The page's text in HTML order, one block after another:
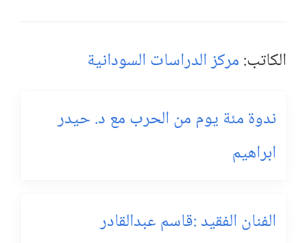
الكاتب: مركز الدراسات السودانية
ندوة مئة يوم من الحرب مع د. حيدر
ابراهيم
الفنان الفقيد :قاسم عبدالقادر